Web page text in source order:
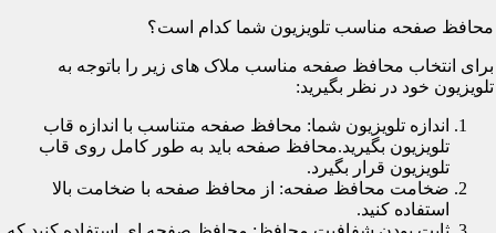
محافظ صفحه مناسب تلویزیون شما کدام است؟
برای انتخاب محافظ صفحه مناسب ملاک های زیر را باتوجه به
تلویزیون خود در نظر بگیرید:
اندازه تلویزیون شما: محافظ صفحه متناسب با اندازه قاب
تلویزیون بگیرید.محافظ صفحه باید به طور کامل روی قاب
تلویزیون قرار بگیرد.
ضخامت محافظ صفحه: از محافظ صفحه با ضخامت بالا
استفاده کنید.